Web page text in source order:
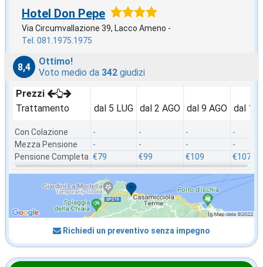
Hotel Don Pepe
Via Circumvallazione 39, Lacco Ameno -
Tel. 081.1975.1975
8,4
Ottimo!
Voto medio da 342 giudizi
Prezzi
Trattamento
Con Colazione
Mezza Pensione
Pensione Completa
dal 5 LUG
-
-
€79
dal 2 AGO
-
-
€99
dal 9 AGO
-
-
€109
dal 16
-
-
€107
Richiedi un preventivo senza impegno